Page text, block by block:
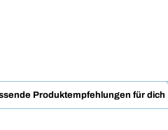
Produktempfehlungen für dich